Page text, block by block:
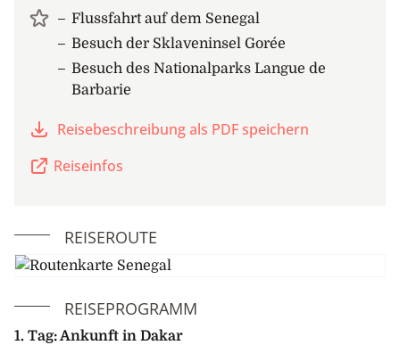
Flussfahrt auf dem Senegal
Besuch der Sklaveninsel Gorée
Besuch des Nationalparks Langue de
Barbarie
Reisebeschreibung als PDF speichern
Reiseinfos
REISEROUTE
REISEPROGRAMM
1. Tag: Ankunft in Dakar